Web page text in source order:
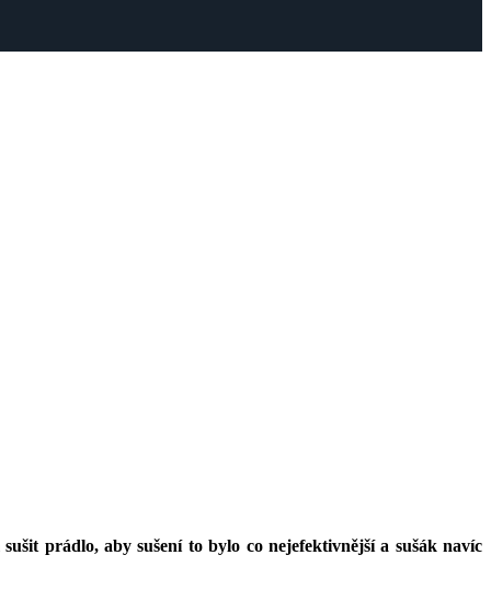
prádlo, aby sušení to bylo co nejefektivnější a sušák navíc